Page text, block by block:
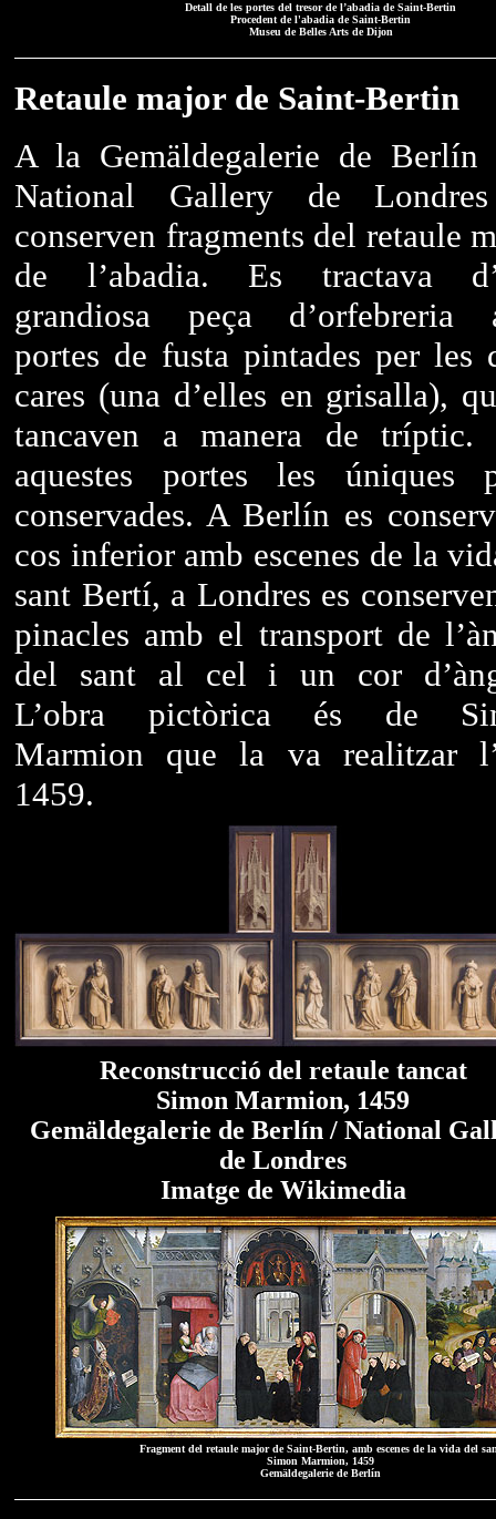
Detall de les portes del tresor de l’abadia de Saint-Bertin
Procedent de l'abadia de Saint-Bertin
Museu de Belles Arts de Dijon
Retaule major de Saint-Bertin
A la Gemäldegalerie de
National Gallery de
conserven fragments del retaule
de l’abadia. Es tractava
grandiosa peça d’orfebreria
portes de fusta pintades per les
cares (una d’elles en grisalla),
tancaven a manera de tríptic.
aquestes portes les úniques
conservades. A Berlín es
cos inferior amb escenes de la
sant Bertí, a Londres es
pinacles amb el transport de
del sant al cel i un cor
L’obra pictòrica és de
Marmion que la va realitzar
1459.
Reconstrucció del retaule tancat
Simon Marmion, 1459
Gemäldegalerie de Berlín / National
de Londres
Imatge de Wikimedia
Fragment del retaule major de Saint-Bertin, amb escenes de la vida del
Simon Marmion, 1459
Gemäldegalerie de Berlín